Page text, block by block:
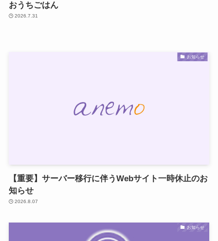
おうちごはん
2026.7.31
お知らせ
【重要】サーバー移行に伴うWebサイト一時休止のお
知らせ
2026.8.07
お知らせ